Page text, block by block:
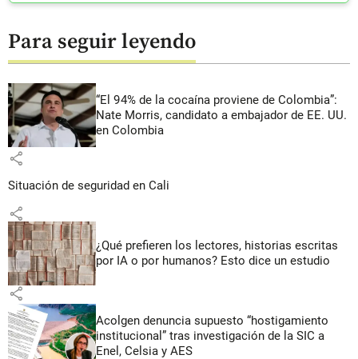
Para seguir leyendo
“El 94% de la cocaína proviene de Colombia”:
Nate Morris, candidato a embajador de EE. UU.
en Colombia
share
Situación de seguridad en Cali
share
¿Qué prefieren los lectores, historias escritas
por IA o por humanos? Esto dice un estudio
share
Acolgen denuncia supuesto “hostigamiento
institucional” tras investigación de la SIC a
Enel, Celsia y AES